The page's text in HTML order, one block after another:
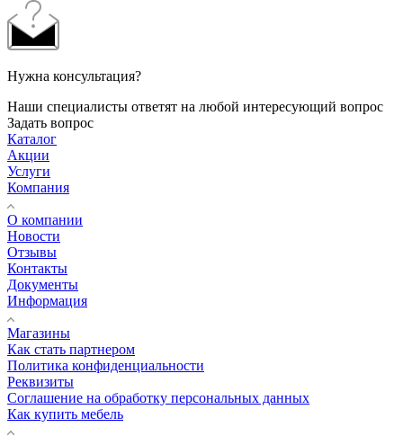
Нужна консультация?
Наши специалисты ответят на любой интересующий вопрос
Задать вопрос
Каталог
Акции
Услуги
Компания
О компании
Новости
Отзывы
Контакты
Документы
Информация
Магазины
Как стать партнером
Политика конфиденциальности
Реквизиты
Соглашение на обработку персональных данных
Как купить мебель